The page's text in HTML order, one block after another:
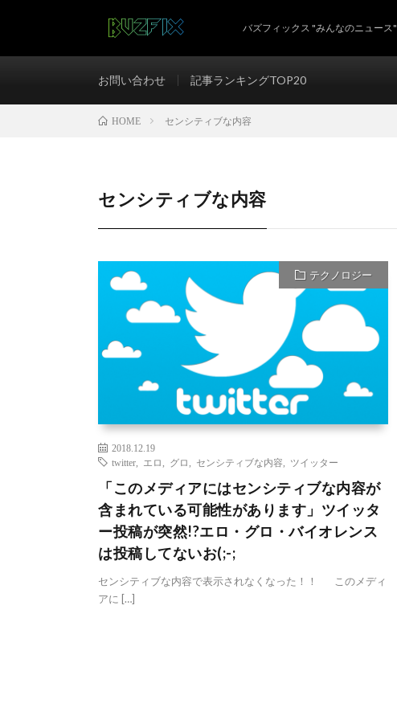
バズフィックス "みんなのニュース"
お問い合わせ 記事ランキングTOP20
HOME センシティブな内容
センシティブな内容
テクノロジー
2018.12.19
twitter
エロ グロ センシティブな内容 ツイッター
「このメディアにはセンシティブな内容が
含まれている可能性があります」ツイッタ
ー投稿が突然!?エロ・グロ・バイオレンス
は投稿してないお(;-;
センシティブな内容で表示されなくなった！！ このメディ
アに […]